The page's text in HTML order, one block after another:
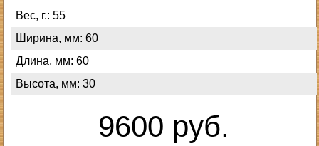
Вес, г.: 55
Ширина, мм: 60
Длина, мм: 60
Высота, мм: 30
9600 руб.